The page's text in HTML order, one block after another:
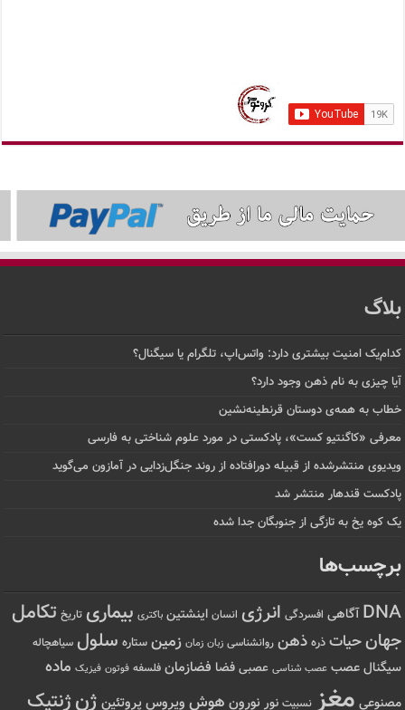
بلاگ
کدام‌یک امنیت بیشتری دارد: واتس‌اپ، تلگرام یا سیگنال؟
آیا چیزی به نام ذهن وجود دارد؟
خطاب به همه‌ی دوستان قرنطینه‌نشین
معرفی «کاگنتیو کست»، پادکستی در مورد علوم شناختی به فارسی
ویدیوی منتشرشده از قبیله دورافتاده‌ از روند جنگل‌زدایی در آمازون می‌گوید
پادکست قندهار منتشر شد
یک کوه یخ به تازگی از جنوبگان جدا شده
برچسب‌ها
DNA آگاهی افسردگی انرژی انسان اینشتین باکتری بیماری تاریخ تکامل
جهانحیات ذره ذهن روانشناسی زبان زمان زمین ستاره سلول سیاهچاله
سیگنال عصب عصب شناسی عصبی فضا فضازمان فلسفه فوتون فیزیک ماده
مصنوعی مغز نسبیت نور نورون هوش ویروس پروتئین ژنژنتیک